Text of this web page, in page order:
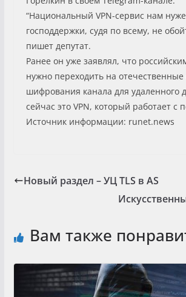
“Национальный VPN-сервис нам
господдержки, судя по всему, не
пишет депутат.
Ранее он уже заявлял, что
нужно переходить на
шифрования канала для удаленного
сейчас это VPN, который работает с
Источник информации: runet.news
Новый раздел – УЦ TLS в AS
Вам также